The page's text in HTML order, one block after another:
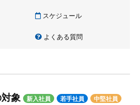
スケジュール
よくある質問
象 新入社員 若手社員
中堅社員